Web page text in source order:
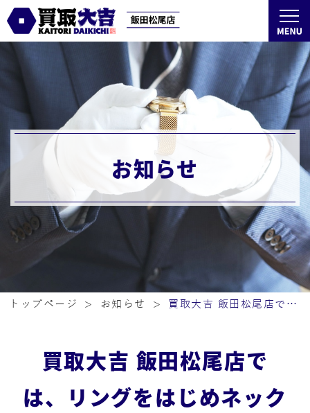
お知らせ
トップページ お知らせ 買取大吉 飯田松尾店では、リングをはじめネックレス、ブレスレット、金やプラチナ製品、ダイヤモンドジュエリー、ブランド時計、金貨、記念硬貨、切手、商品券など幅広くお取扱いしております
買取大吉 飯田松尾店で
は、リングをはじめネック